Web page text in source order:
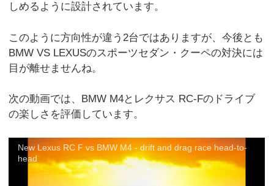
しめるように設計されています。
このように方向性が違う2台ではありますが、今後とも
BMW VS LEXUSのスポーツセダン・クーペの対決には
目が離せませんね。
次の動画では、BMW M4とレクサス RC-Fのドライブ
の楽しさを評価しています。
New Lexus RC F vs BMW M4 - drift and drag race head-to-
head